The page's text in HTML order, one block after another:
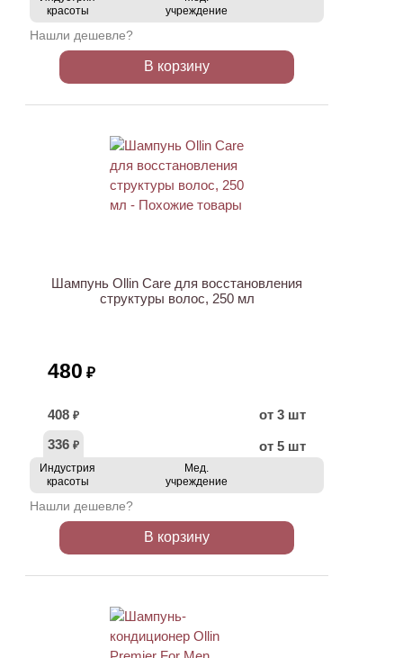
красоты
учреждение
Нашли дешевле?
В корзину
Шампунь Ollin Care для восстановления
структуры волос, 250 мл
480 ₽
408 ₽
от 3 шт
336 ₽ от 5 шт
Индустрия
красоты
Мед.
учреждение
Нашли дешевле?
В корзину